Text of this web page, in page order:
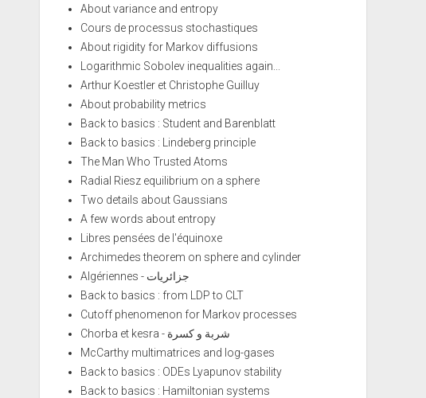
About variance and entropy
Cours de processus stochastiques
About rigidity for Markov diffusions
Logarithmic Sobolev inequalities again...
Arthur Koestler et Christophe Guilluy
About probability metrics
Back to basics : Student and Barenblatt
Back to basics : Lindeberg principle
The Man Who Trusted Atoms
Radial Riesz equilibrium on a sphere
Two details about Gaussians
A few words about entropy
Libres pensées de l'équinoxe
Archimedes theorem on sphere and cylinder
Algériennes - جزائريات
Back to basics : from LDP to CLT
Cutoff phenomenon for Markov processes
Chorba et kesra - شربة و كسرة
McCarthy multimatrices and log-gases
Back to basics : ODEs Lyapunov stability
Back to basics : Hamiltonian systems